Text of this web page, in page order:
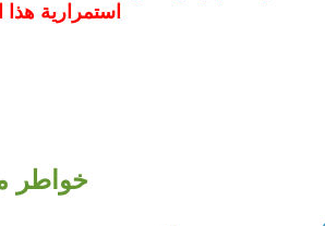
استمرارية هذا
خواطر